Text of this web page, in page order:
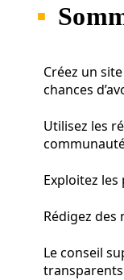
Créez un
chances
Utilisez les
Exploitez
Rédigez
Le conseil